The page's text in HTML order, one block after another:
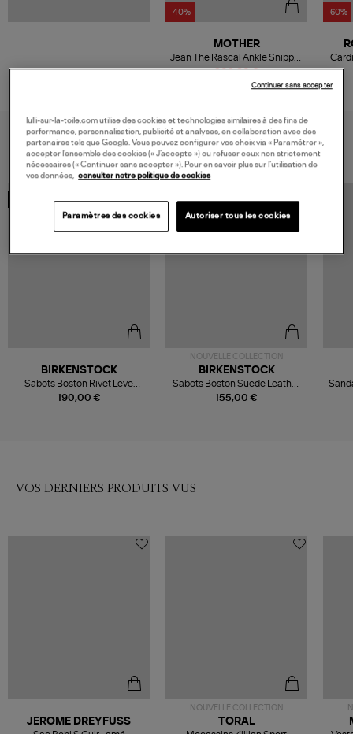
-40%
338,00 €
202,80 €
MOTHER
Jean The Rascal Ankle Snippet
Denim Encounters At Night
-60%
VOUS AIMEREZ AUSSI
MADE IN EUROPE
190,00 €
BIRKENSTOCK
Sabots Boston Rivet Leve
Black
NOUVELLE COLLECTION
155,00 €
BIRKENSTOCK
Sabots Boston Suede Leather
Mocca
VOS DERNIERS PRODUITS VUS
JEROME DREYFUSS
NOUVELLE COLLECTION
TORAL
lulli-sur-la-toile.com utilise des cookies et technologies similaires à des fins de
performance, personnalisation, publicité et analyses, en collaboration avec des
partenaires tels que Google. Vous pouvez configurer vos choix via « Paramétrer »,
accepter l’ensemble des cookies (« J’accepte ») ou refuser ceux non strictement
nécessaires (« Continuer sans accepter »). Pour en savoir plus sur l’utilisation de
vos données, consulter notre politique de cookies
Paramètres des cookies Autoriser tous les cookies
Continuer sans accepter